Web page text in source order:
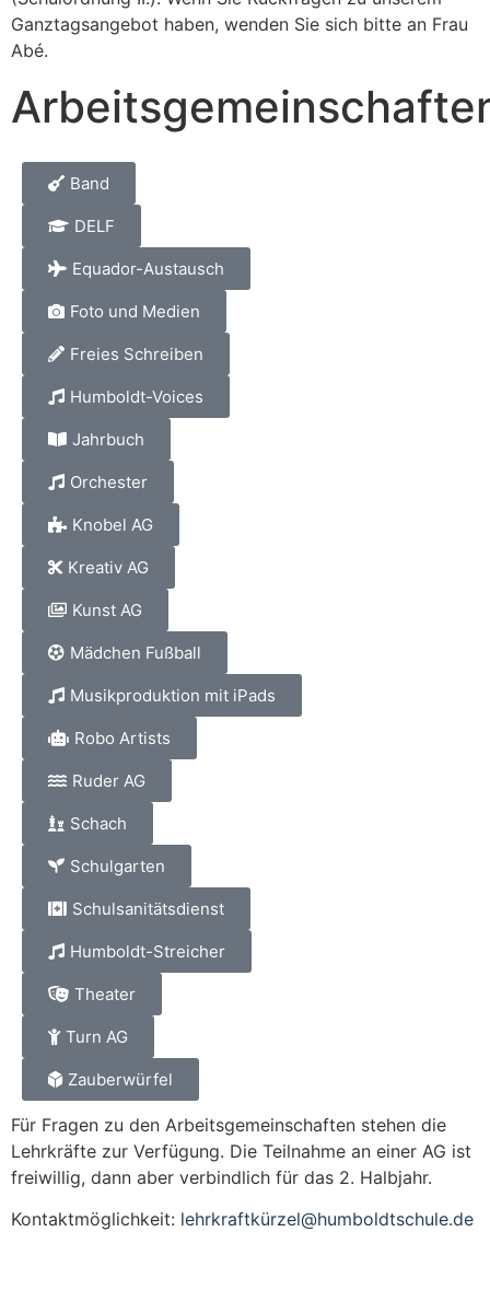
Ganztagsangebot haben, wenden Sie sich bitte an Frau
Abé.
Band
DELF
Equador-Austausch
Foto und Medien
Freies Schreiben
Humboldt-Voices
Jahrbuch
Orchester
Knobel AG
Kreativ AG
Kunst AG
Mädchen Fußball
Musikproduktion mit iPads
Robo Artists
Ruder AG
Schach
Schulgarten
Schulsanitätsdienst
Humboldt-Streicher
Theater
Turn AG
Zauberwürfel
Für Fragen zu den Arbeitsgemeinschaften stehen die
Lehrkräfte zur Verfügung. Die Teilnahme an einer AG ist
freiwillig, dann aber verbindlich für das 2. Halbjahr.
Kontaktmöglichkeit: lehrkraftkürzel@humboldtschule.de